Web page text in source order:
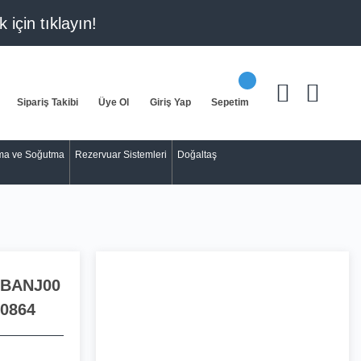
için tıklayın!
Sipariş Takibi Üye Ol Giriş Yap Sepetim
ve Soğutma Rezervuar Sistemleri Doğaltaş
BANJ00
0864